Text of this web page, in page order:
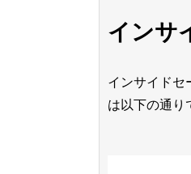
インサ
インサイドセ
は以下の通り